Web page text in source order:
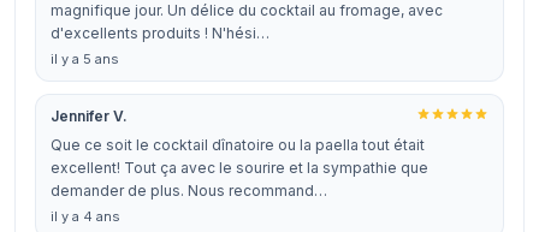
magnifique jour. Un délice du cocktail au fromage, avec
d'excellents produits ! N'hési…
il y a 5 ans
Jennifer V.
Que ce soit le cocktail dînatoire ou la paella tout était
excellent! Tout ça avec le sourire et la sympathie que
demander de plus. Nous recommand…
il y a 4 ans